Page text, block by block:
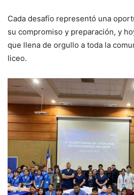
Cada desafío representó una
su compromiso y preparación, y
que llena de orgullo a toda la
liceo.